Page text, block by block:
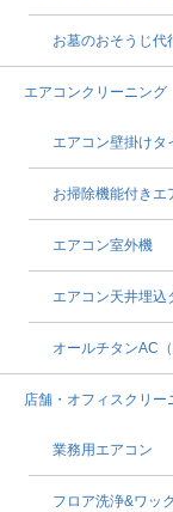
お墓のおそうじ代
エアコンクリーニング
エアコン壁掛けタ
お掃除機能付きエ
エアコン室外機
エアコン天井埋込
オールチタンAC
店舗・オフィスクリー
業務用エアコン
フロア洗浄&ワッ